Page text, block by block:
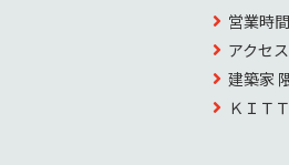
営業時間
アクセ
建築家
ＫＩＴ